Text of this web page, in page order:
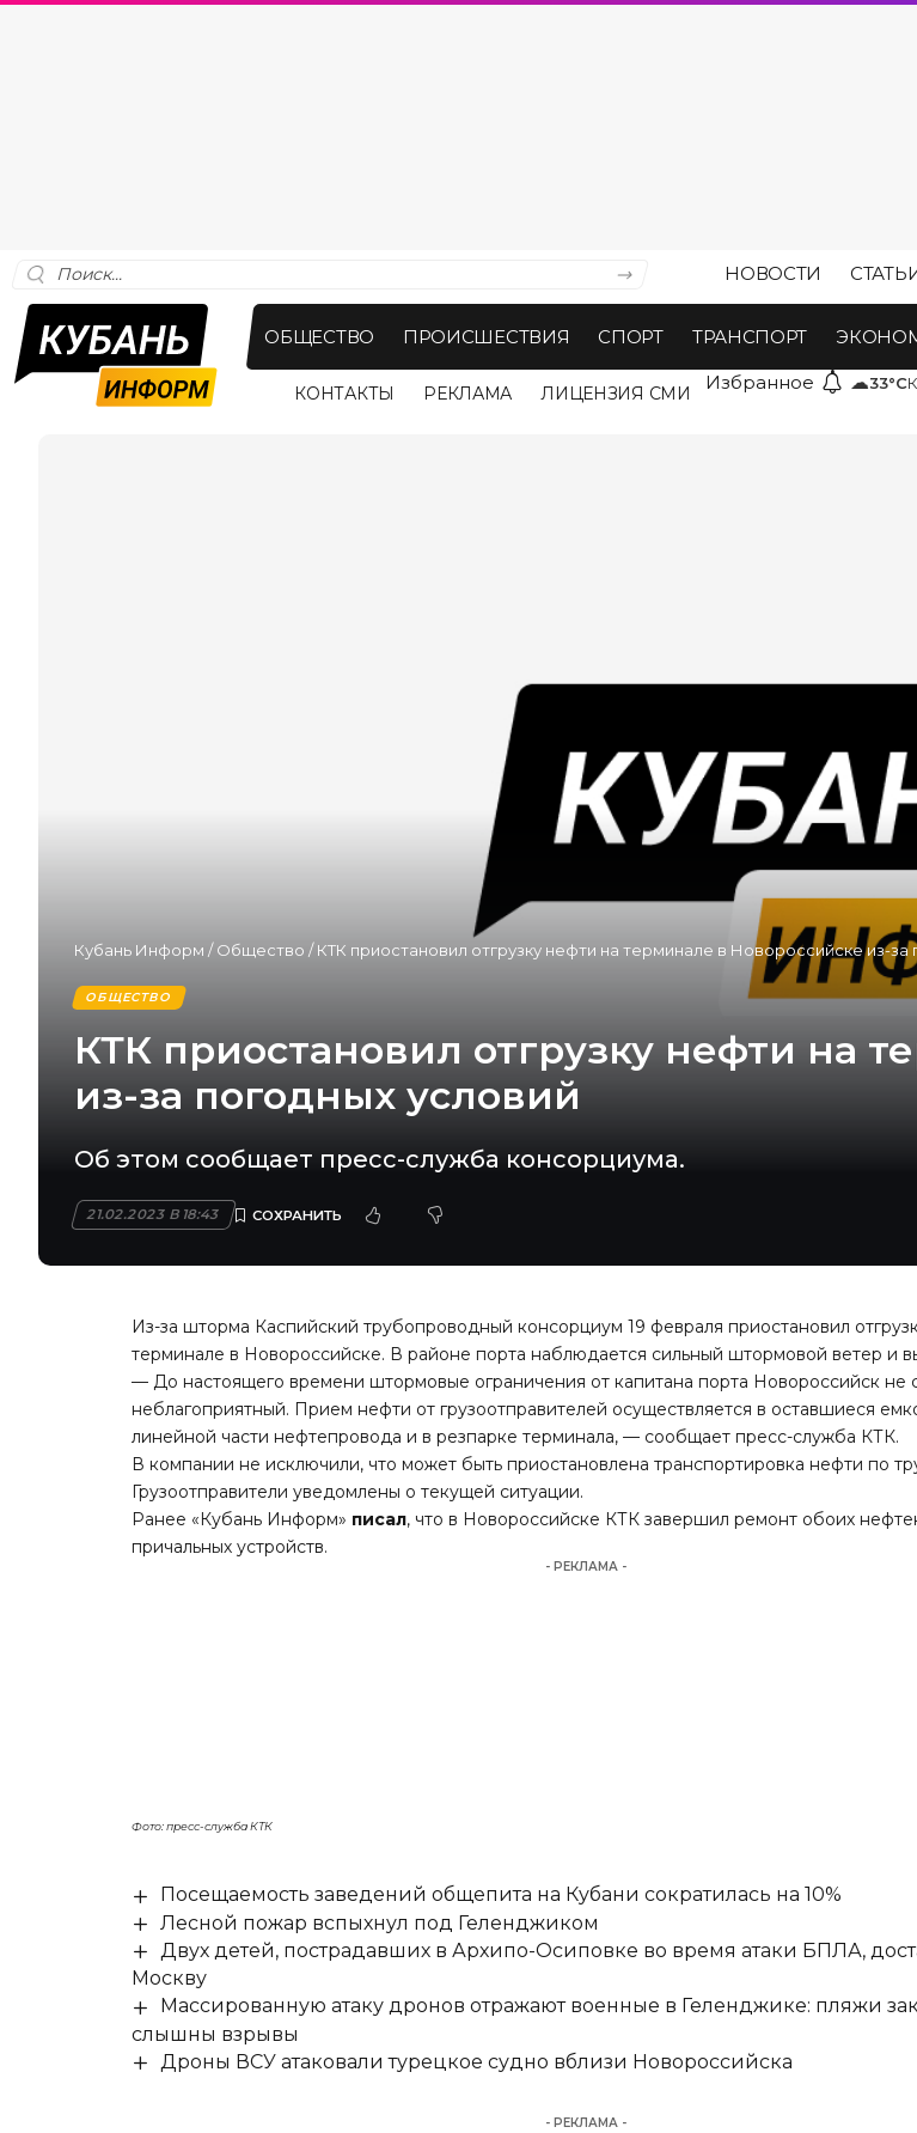
НОВОСТИ
ОБЩЕСТВО ПРОИСШЕСТВИЯ СПОРТ ТРАНСПОРТ
КОНТАКТЫ РЕКЛАМА ЛИЦЕНЗИЯ СМИ Избранное ☁33°C
Кубань Информ /Общество /КТК приостановил отгрузку нефти на терминале в Новороссийске из-за
ОБЩЕСТВО
КТК приостановил отгрузку нефти на
из-за погодных условий
Об этом сообщает пресс-служба консорциума.
21.02.2023 В 18:43
Из-за шторма Каспийский трубопроводный консорциум 19 февраля приостановил
терминале в Новороссийске. В районе порта наблюдается сильный штормовой ветер и
— До настоящего времени штормовые ограничения от капитана порта Новороссийск не
неблагоприятный. Прием нефти от грузоотправителей осуществляется в оставшиеся
линейной части нефтепровода и в резпарке терминала, — сообщает пресс-служба КТК.
В компании не исключили, что может быть приостановлена транспортировка нефти по
Грузоотправители уведомлены о текущей ситуации.
Ранее «Кубань Информ» писал, что в Новороссийске КТК завершил ремонт обоих
причальных устройств.
- РЕКЛАМА -
Фото: пресс-служба КТК
Посещаемость заведений общепита на Кубани сократилась на 10%
Лесной пожар вспыхнул под Геленджиком
Двух детей, пострадавших в Архипо-Осиповке во время атаки БПЛА,
Москву
Массированную атаку дронов отражают военные в Геленджике: пляжи
слышны взрывы
Дроны ВСУ атаковали турецкое судно вблизи Новороссийска
- РЕКЛАМА -